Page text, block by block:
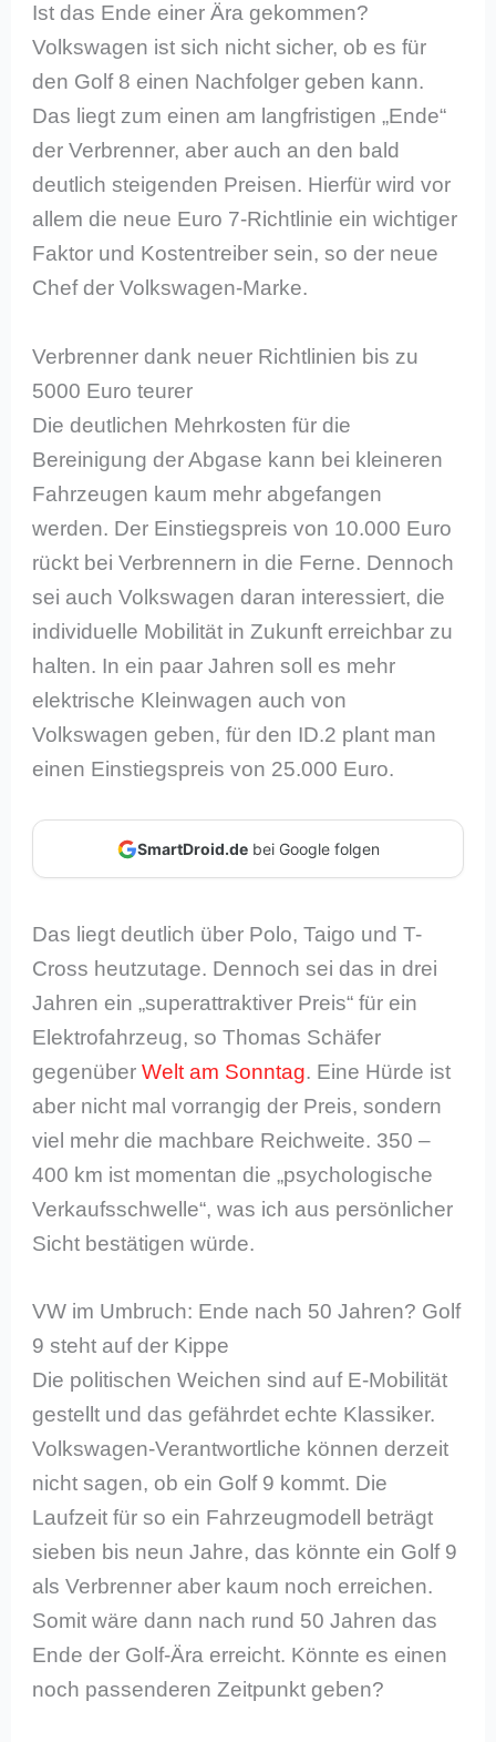
Ist das Ende einer Ära gekommen?
Volkswagen ist sich nicht sicher, ob es für
den Golf 8 einen Nachfolger geben kann.
Das liegt zum einen am langfristigen „Ende“
der Verbrenner, aber auch an den bald
deutlich steigenden Preisen. Hierfür wird vor
allem die neue Euro 7-Richtlinie ein wichtiger
Faktor und Kostentreiber sein, so der neue
Chef der Volkswagen-Marke.
Verbrenner dank neuer Richtlinien bis zu
5000 Euro teurer
Die deutlichen Mehrkosten für die
Bereinigung der Abgase kann bei kleineren
Fahrzeugen kaum mehr abgefangen
werden. Der Einstiegspreis von 10.000 Euro
rückt bei Verbrennern in die Ferne. Dennoch
sei auch Volkswagen daran interessiert, die
individuelle Mobilität in Zukunft erreichbar zu
halten. In ein paar Jahren soll es mehr
elektrische Kleinwagen auch von
Volkswagen geben, für den ID.2 plant man
einen Einstiegspreis von 25.000 Euro.
SmartDroid.debei Google folgen
Das liegt deutlich über Polo, Taigo und T-
Cross heutzutage. Dennoch sei das in drei
Jahren ein „superattraktiver Preis“ für ein
Elektrofahrzeug, so Thomas Schäfer
gegenüberWelt am Sonntag. Eine Hürde ist
aber nicht mal vorrangig der Preis, sondern
viel mehr die machbare Reichweite. 350 –
400 km ist momentan die „psychologische
Verkaufsschwelle“, was ich aus persönlicher
Sicht bestätigen würde.
VW im Umbruch: Ende nach 50 Jahren? Golf
9 steht auf der Kippe
Die politischen Weichen sind auf E-Mobilität
gestellt und das gefährdet echte Klassiker.
Volkswagen-Verantwortliche können derzeit
nicht sagen, ob ein Golf 9 kommt. Die
Laufzeit für so ein Fahrzeugmodell beträgt
sieben bis neun Jahre, das könnte ein Golf 9
als Verbrenner aber kaum noch erreichen.
Somit wäre dann nach rund 50 Jahren das
Ende der Golf-Ära erreicht. Könnte es einen
noch passenderen Zeitpunkt geben?